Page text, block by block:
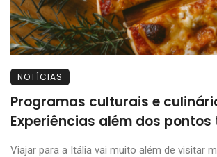
NOTÍCIAS
Programas culturais e
Experiências além dos
Viajar para a Itália vai muito além de visitar